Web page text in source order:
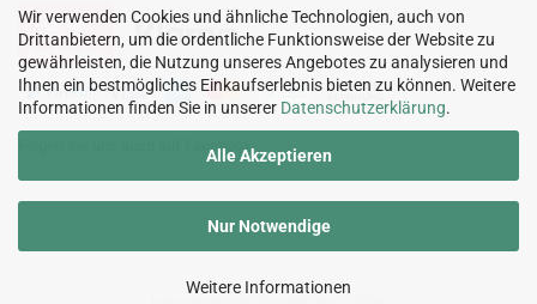
Wir verwenden Cookies und ähnliche Technologien, auch von
Drittanbietern, um die ordentliche Funktionsweise der Website zu
gewährleisten, die Nutzung unseres Angebotes zu analysieren und
Ihnen ein bestmögliches Einkaufserlebnis bieten zu können. Weitere
Informationen finden Sie in unserer Datenschutzerklärung.
Alle Akzeptieren
Nur Notwendige
Weitere Informationen
Folgen Sie uns auch auf Facebook